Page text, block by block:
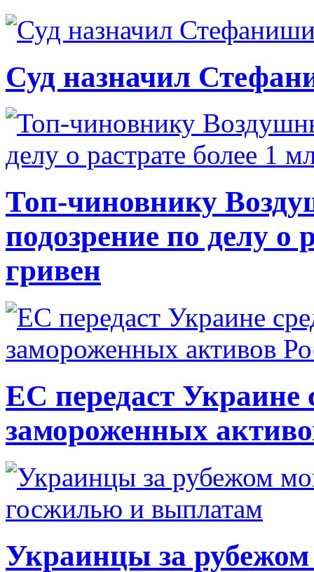
Суд назначил
Топ-чиновнику
подозрение по делу о
гривен
ЕС передаст Украине
замороженных
Украинцы за рубежом